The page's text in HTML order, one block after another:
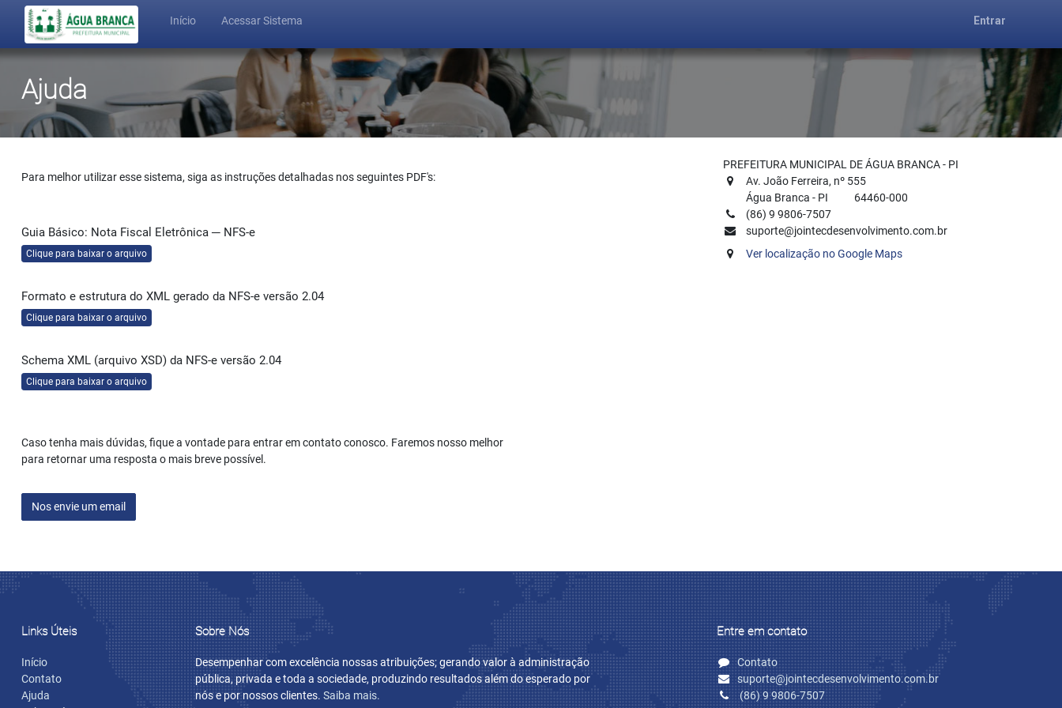
Início Acessar Sistema Entrar
Ajuda
Para melhor utilizar esse sistema, siga as instruções detalhadas nos seguintes PDF's:
Guia Básico: Nota Fiscal Eletrônica ─ NFS-e
Clique para baixar o arquivo
Formato e estrutura do XML gerado da NFS-e versão 2.04
Clique para baixar o arquivo
Schema XML (arquivo XSD) da NFS-e versão 2.04
Clique para baixar o arquivo
Caso tenha mais dúvidas, fique a vontade para entrar em contato conosco. Faremos nosso melhor
para retornar uma resposta o mais breve possível.
Nos envie um email
PREFEITURA MUNICIPAL DE ÁGUA BRANCA - PI
Av. João Ferreira, nº 555
Água Branca - PI
64460-000
(86) 9 9806-7507
suporte@jointecdesenvolvimento.com.br
Ver localização no Google Maps
Links Úteis
Início
Contato
Ajuda
Sobre Nós
Desempenhar com excelência nossas atribuições; gerando valor à administração
pública, privada e toda a sociedade, produzindo resultados além do esperado por
nós e por nossos clientes. Saiba mais.
Entre em contato
Contato
suporte@jointecdesenvolvimento.com.br
(86) 9 9806-7507